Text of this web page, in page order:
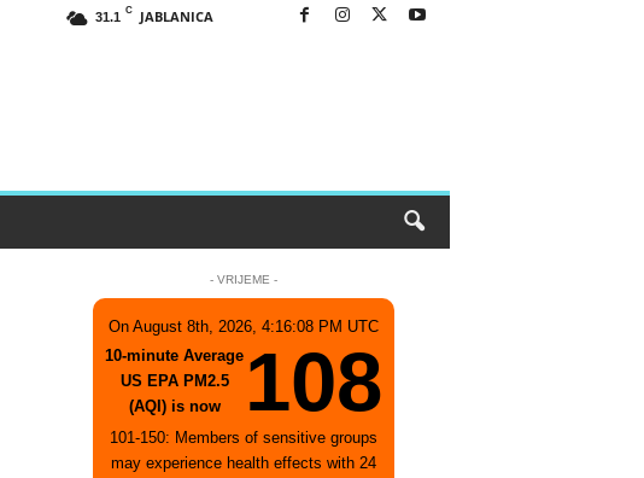
31.1 C JABLANICA
- VRIJEME -
On August 8th, 2026, 4:16:08 PM UTC
10-minute Average
US EPA PM2.5
(AQI) is now
108
101-150: Members of sensitive groups
may experience health effects with 24